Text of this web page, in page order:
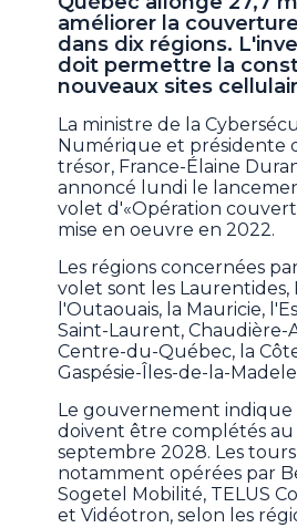
améliorer la
dans dix régions.
doit permettre la
nouveaux sites
La ministre de la
Numérique et présidente
trésor, France-Élaine
annoncé lundi le
volet d'«Opération
mise en oeuvre en 2022.
Les régions concernées
volet sont les Laurentides,
l'Outaouais, la Mauricie,
Saint-Laurent, Chaudière-
Centre-du-Québec, la
Gaspésie-Îles-de-la-
Le gouvernement indique
doivent être complétés
septembre 2028. Les
notamment opérées par
Sogetel Mobilité, TELUS
et Vidéotron, selon les